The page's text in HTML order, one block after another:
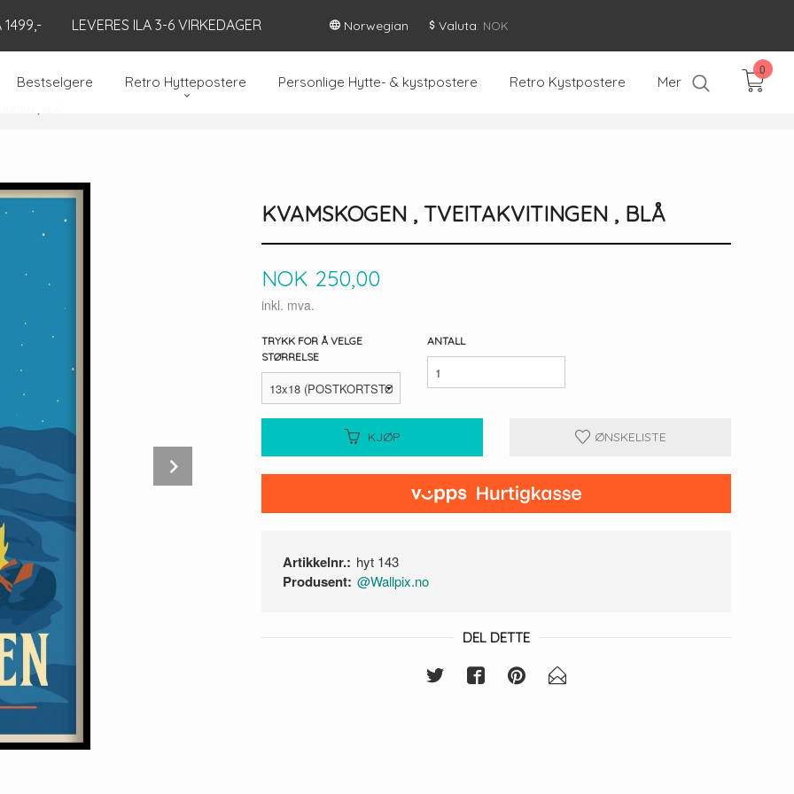
1499,- LEVERES ILA 3-6 VIRKEDAGER Norwegian Valuta: NOK
Bestselgere Retro Hyttepostere Personlige Hytte- & kystpostere Retro Kystpostere Mer
0
KVAMSKOGEN , TVEITAKVITINGEN , BLÅ
Pris
NOK 250,00
inkl. mva.
TRYKK FOR Å VELGE
STØRRELSE
ANTALL
KJØP ØNSKELISTE
Artikkelnr.: hyt 143
Produsent: @Wallpix.no
DEL DETTE